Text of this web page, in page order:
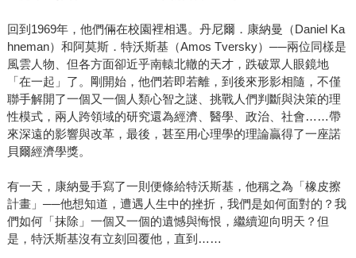
壞人之手、弱勢孩子有營養午餐可吃、龍捲風來臨前的警報
聲會響起，全都得歸功於最基層的公務員。 「最會說財經故
事」的麥可．路易士與一個又一個官員深談之後，帶領我們
一窺美國政府內幕，預見另一個被世人忽視的全球經濟風
險：當政權漏接，一場難以想像的「第五風暴」，隨時可能
降臨......
回到1969年，他們倆在校園裡相遇。丹尼爾．康納曼（Daniel Ka
hneman）和阿莫斯．特沃斯基（Amos Tversky）──兩位同樣是
風雲人物、但各方面卻近乎南轅北轍的天才，跌破眾人眼鏡地
「在一起」了。剛開始，他們若即若離，到後來形影相隨，不僅
聯手解開了一個又一個人類心智之謎、挑戰人們判斷與決策的理
性模式，兩人跨領域的研究還為經濟、醫學、政治、社會……帶
來深遠的影響與改革，最後，甚至用心理學的理論贏得了一座諾
貝爾經濟學獎。
有一天，康納曼手寫了一則便條給特沃斯基，他稱之為「橡皮擦
計畫」──他想知道，遭遇人生中的挫折，我們是如何面對的？我
們如何「抹除」一個又一個的遺憾與悔恨，繼續迎向明天？但
是，特沃斯基沒有立刻回覆他，直到……